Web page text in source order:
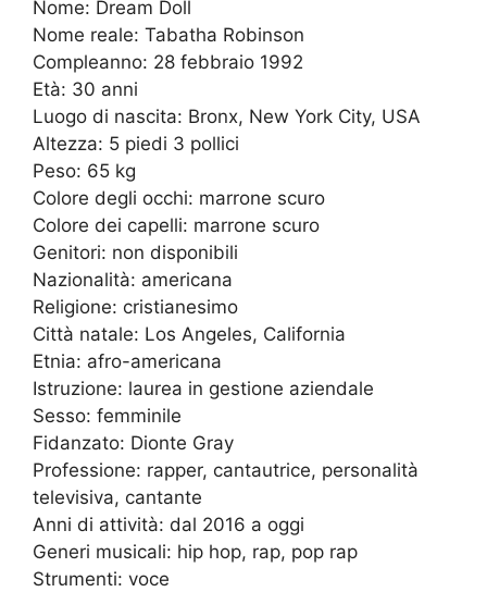
Nome: Dream Doll
Nome reale: Tabatha Robinson
Compleanno: 28 febbraio 1992
Età: 30 anni
Luogo di nascita: Bronx, New York City, USA
Altezza: 5 piedi 3 pollici
Peso: 65 kg
Colore degli occhi: marrone scuro
Colore dei capelli: marrone scuro
Genitori: non disponibili
Nazionalità: americana
Religione: cristianesimo
Città natale: Los Angeles, California
Etnia: afro-americana
Istruzione: laurea in gestione aziendale
Sesso: femminile
Fidanzato: Dionte Gray
Professione: rapper, cantautrice, personalità
televisiva, cantante
Anni di attività: dal 2016 a oggi
Generi musicali: hip hop, rap, pop rap
Strumenti: voce